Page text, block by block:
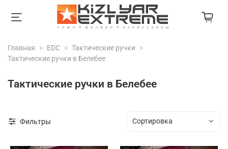
Главная EDC
Тактические ручки
Тактические ручки в Белебее
Тактические ручки в Белебее
Фильтры